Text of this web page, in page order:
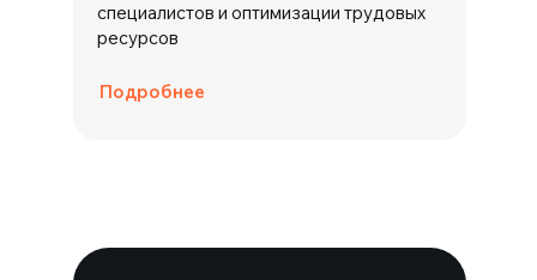
специалистов и оптимизации трудовых
ресурсов
Подробнее